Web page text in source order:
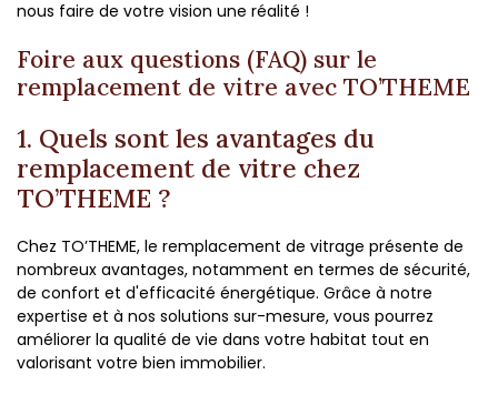
nous faire de votre vision une réalité !
Foire aux questions (FAQ) sur le
remplacement de vitre avec TO’THEME
1. Quels sont les avantages du
remplacement de vitre chez
TO’THEME ?
Chez TO’THEME, le remplacement de vitrage présente de
nombreux avantages, notamment en termes de sécurité,
de confort et d'efficacité énergétique. Grâce à notre
expertise et à nos solutions sur-mesure, vous pourrez
améliorer la qualité de vie dans votre habitat tout en
valorisant votre bien immobilier.